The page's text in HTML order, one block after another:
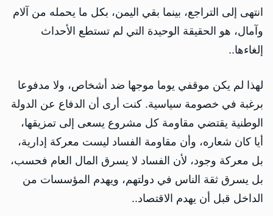
انتهى إلى التراجع، بينما بقي اليمن، بكل ما يحمله من آلام
وآمال، هو الحقيقة الوحيدة التي لم تستطع الأحداث
إلغاءها..
لهذا لم يكن موقفي يوما موجها ضد أشخاص، ولا مدفوعا
برغبة في خصومة سياسية. كنت أرى أن الدفاع عن الدولة
الوطنية يقتضي مقاومة كل مشروع يسعى إلى تمزيقها،
أيا كان شعاره، وأن مقاومة الفساد ليست معركة إدارية،
بل معركة وجود، لأن الفساد لا يسرق المال العام فحسب،
بل يسرق ثقة الناس في دولتهم، ويهدم المؤسسات من
الداخل قبل أن يهدم الاقتصاد..